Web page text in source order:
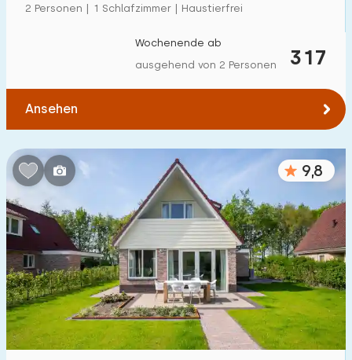
2 Personen | 1 Schlafzimmer | Haustierfrei
317
Wochenende ab
ausgehend von 2 Personen
Ansehen
9,8